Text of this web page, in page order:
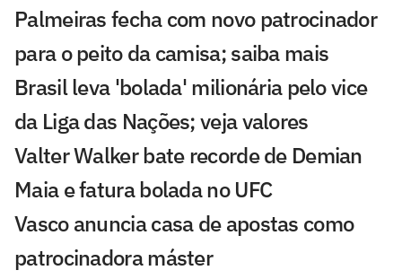
Palmeiras fecha com novo patrocinador
para o peito da camisa; saiba mais
Brasil leva 'bolada' milionária pelo vice
da Liga das Nações; veja valores
Valter Walker bate recorde de Demian
Maia e fatura bolada no UFC
Vasco anuncia casa de apostas como
patrocinadora máster